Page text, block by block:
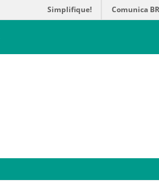
Simplifique! Comunica BR